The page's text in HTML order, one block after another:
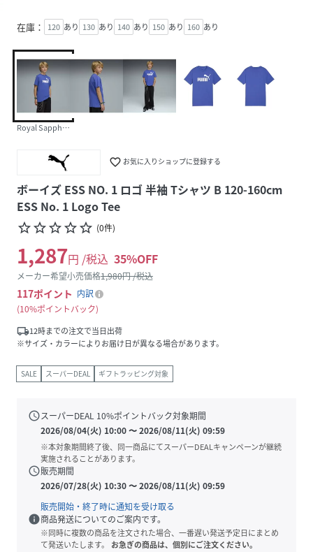
在庫： 120 あり 130 あり 140 あり 150 あり 160 あり
Royal Sapphire
favorite_border お気に入りショップに登録する
ボーイズ ESS NO. 1 ロゴ 半袖 Tシャツ B 120-160cm
ESS No. 1 Logo Tee
star_borderstar_borderstar_borderstar_borderstar_border (0件)
1,287円 /税込 35%OFF
メーカー希望小売価格1,980円 /税込
117ポイント 内訳
10%ポイントバック
local_shipping12時までの注文で当日出荷
※サイズ・カラーによりお届け日が異なる場合があります。
SALE スーパーDEAL ギフトラッピング対象
scheduleスーパーDEAL 10%ポイントバック対象期間
2026/08/04(火) 10:00〜2026/08/11(火) 09:59
※本対象期間終了後、同一商品にてスーパーDEALキャンペーンが継続
実施されることがあります。
schedule販売期間
2026/07/28(火) 10:30〜2026/08/11(火) 09:59
販売開始・終了時に通知を受け取る
info商品発送についてのご案内です。
※同時に複数の商品を注文された場合、一番遅い発送予定日にまとめ
て発送いたします。
お急ぎの商品は、個別にご注文ください。